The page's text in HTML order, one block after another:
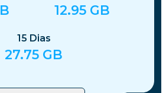
12.95 GB
15 Dias
27.75 GB